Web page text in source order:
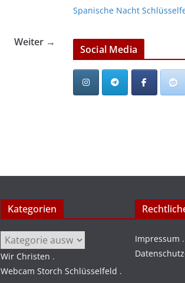
Weiter →
Spanische Nacht
Social Media
Kategorien
Kategorien
Wir Christen .
Webcam Storch Schlüsselfeld .
Impressum .